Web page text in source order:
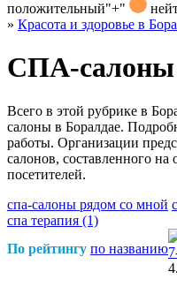
положительный"+"
» Красота и здоровье в
СПА-салоны
Всего в этой рубрике в
салоны в Боралдае.
работы. Организации
салонов, составленного
посетителей.
спа-салоны рядом со мной
спа терапия (1)
По рейтингу по названию